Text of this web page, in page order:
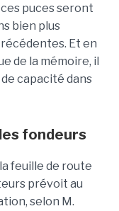
puces seront
bien plus
Et en
de la mémoire, il
capacité dans
fondeurs
feuille de route
prévoit au
selon M.